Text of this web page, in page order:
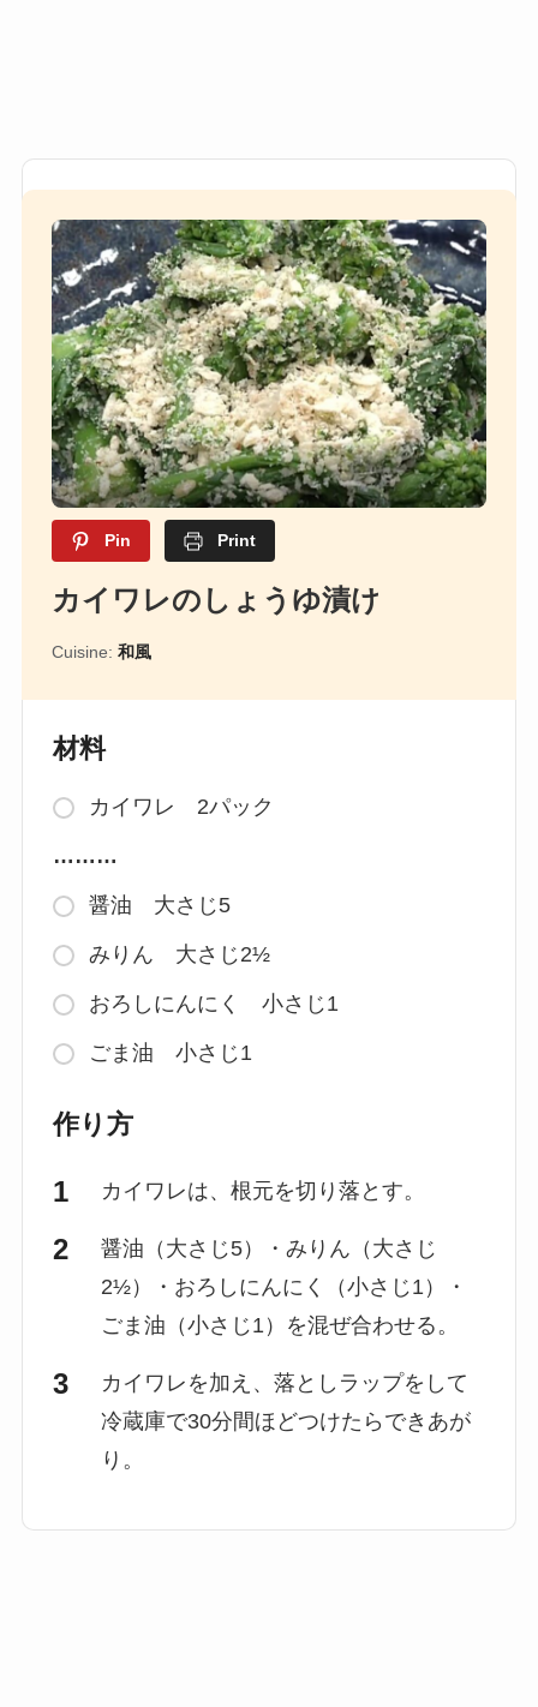
Pin Print
カイワレのしょうゆ漬け
Cuisine: 和風
材料
カイワレ 2パック
………
醤油 大さじ5
みりん 大さじ2½
おろしにんにく 小さじ1
ごま油 小さじ1
作り方
カイワレは、根元を切り落とす。
醤油（大さじ5）・みりん（大さじ
2½）・おろしにんにく（小さじ1）・
ごま油（小さじ1）を混ぜ合わせる。
カイワレを加え、落としラップをして
冷蔵庫で30分間ほどつけたらできあが
り。